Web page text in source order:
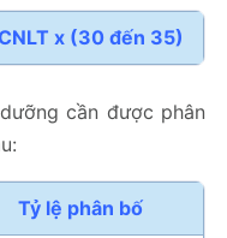
x (30 đến 35)
cần được phân
Tỷ lệ phân bố